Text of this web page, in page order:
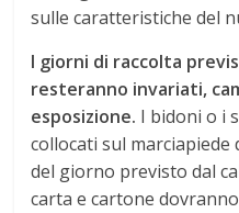
sulle caratteristiche del
I giorni di raccolta
resteranno invariati,
esposizione. I bidoni o i
collocati sul marciapiede
del giorno previsto dal
carta e cartone